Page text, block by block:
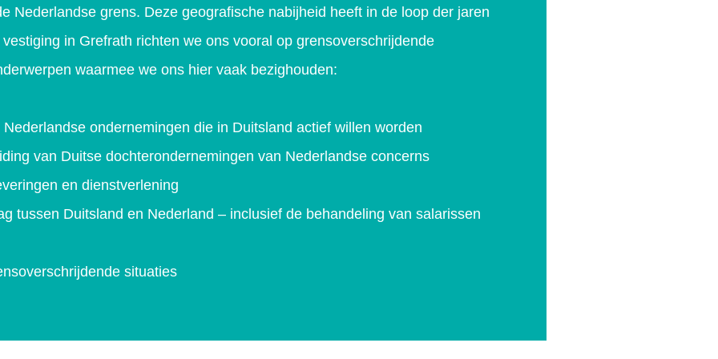
Nederlandse grens. Deze geografische nabijheid heeft in de loop der jaren
in Grefrath richten we ons vooral op grensoverschrijdende
waarmee we ons hier vaak bezighouden:
ondernemingen die in Duitsland actief willen worden
van Duitse dochterondernemingen van Nederlandse concerns
en dienstverlening
tussen Duitsland en Nederland – inclusief de behandeling van salarissen
situaties